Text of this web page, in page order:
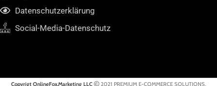
Datenschutzerklärung
Social-Media-Datenschutz
Copyrigt OnlineFox.Marketing LLC 2021 PREMIUM E-COMMERCE SOLUTIONS.